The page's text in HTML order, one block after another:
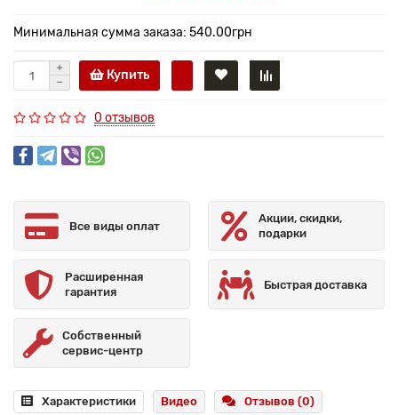
Минимальная сумма заказа: 540.00грн
Купить
0 отзывов
Все виды оплат
Акции, скидки,
подарки
Расширенная
гарантия
Быстрая доставка
Собственный
сервис-центр
Характеристики Видео Отзывов (0)